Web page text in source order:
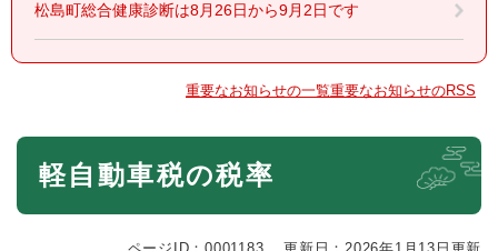
松島町総合健康診断は8月26日から9月2日です
重要なお知らせの一覧重要なお知らせのRSS
本
軽自動車税の税率